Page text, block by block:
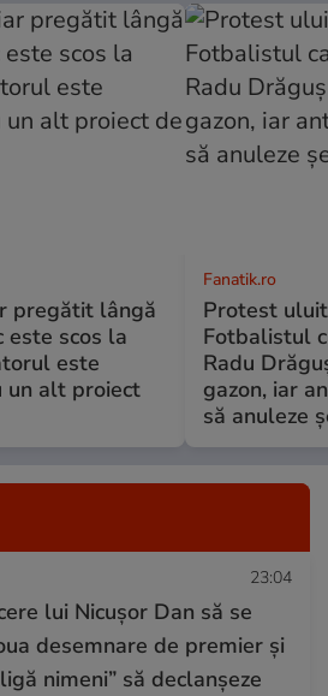
pregătit lângă
este scos la
este
un alt proiect
Fanatik.ro
Protest
Fotbalistul
Radu
gazon, iar
să anuleze
23:04
lui Nicușor Dan să se
desemnare de premier și
nimeni” să declanșeze